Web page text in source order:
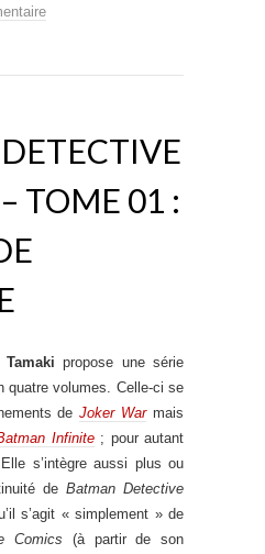
TOME 01 :
propose une série
quatre volumes. Celle-ci se
deJoker Warmais
Infinite; pour autant
s’intègre aussi plus ou
de Batman Detective
s’agit « simplement » de
Comics (à partir de son